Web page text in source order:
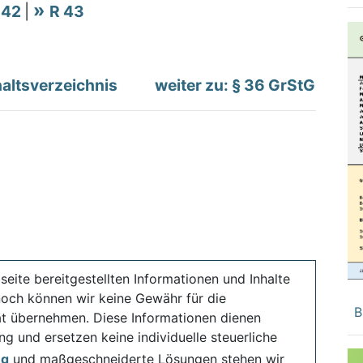
R 43
weiter zu: § 36 GrStG
bereitgestellten Informationen und Inhalte
können wir keine Gewähr für die
Diese Informationen dienen
und ersetzen keine individuelle steuerliche
und maßgeschneiderte Lösungen stehen wir